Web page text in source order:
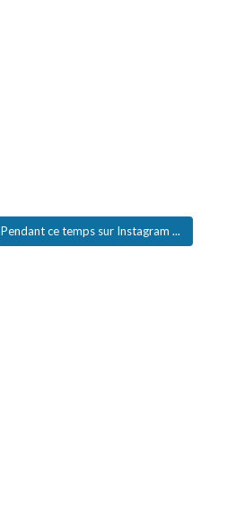
Pendant ce temps sur Instagram ...